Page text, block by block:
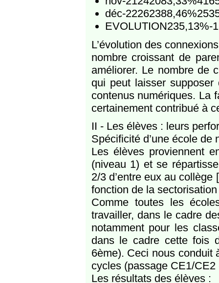
déc-
EVOLUTION235,13%-
L’évolution des
nombre croissant de
améliorer. Le nombre de
qui peut laisser
contenus numériques. La
certainement contribué à
II - Les élèves : leurs
Spécificité d’une école de
Les élèves proviennent
(niveau 1) et se
2/3 d’entre eux au
fonction de la
Comme toutes les
travailler, dans le cadre
notamment pour les
dans le cadre cette fois
6ème). Ceci nous conduit
cycles (passage CE1/
Les résultats des élèves :